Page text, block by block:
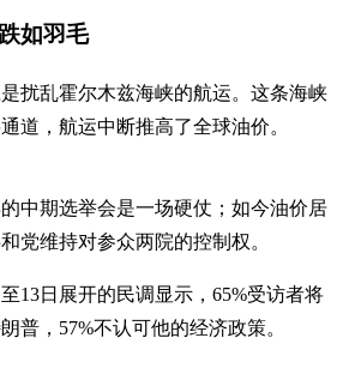
如羽毛
扰乱霍尔木兹海峡的航运。这条海峡
道，航运中断推高了全球油价。
中期选举会是一场硬仗；如今油价居
党维持对参众两院的控制权。
13日展开的民调显示，65%受访者将
普，57%不认可他的经济政策。